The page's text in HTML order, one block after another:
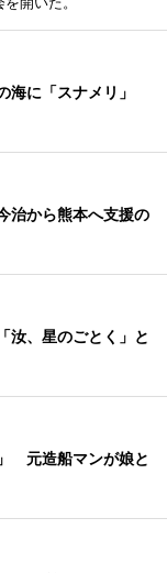
海に「スナメリ」
治から熊本へ支援の
、星のごとく」と
元造船マンが娘と